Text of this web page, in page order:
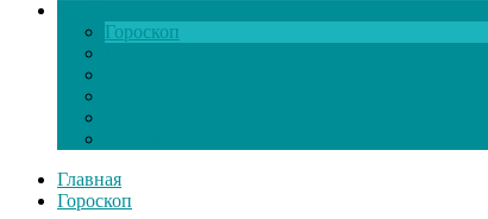
Гороскоп
Главная
Гороскоп